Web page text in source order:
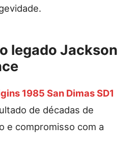
legado Jackson
1985 San Dimas SD1
de décadas de
e compromisso com a